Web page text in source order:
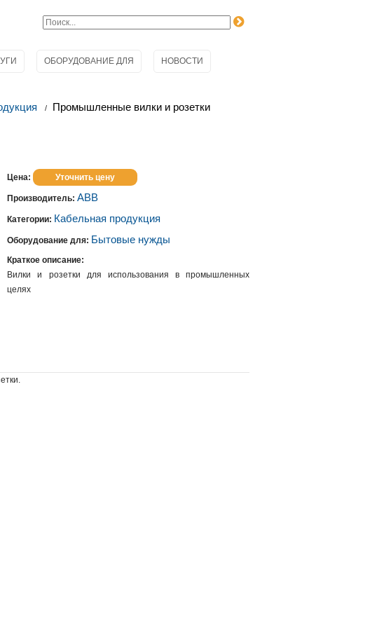
ОБОРУДОВАНИЕ ДЛЯ НОВОСТИ
Промышленные вилки и розетки
Цена: Уточнить цену
Производитель: ABB
Категории: Кабельная продукция
Оборудование для: Бытовые нужды
Краткое описание:
Вилки и розетки для использования в промышленных
целях